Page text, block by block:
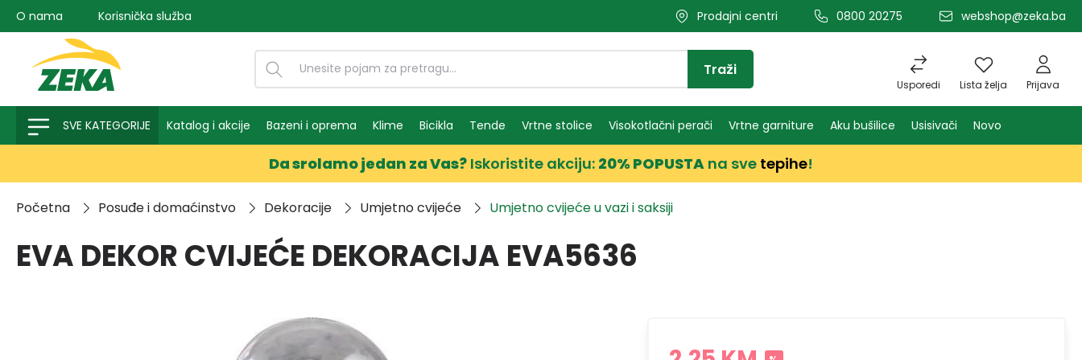
pretragu Preskoči na glavnu navigaciju
O nama Korisnička služba Prodajni centri 0800 20275 webshop@zeka.ba
Usporedi Lista želja Prijava
Traži
SVE KATEGORIJE Katalog i akcije Bazeni i oprema Klime Bicikla Tende Vrtne stolice Visokotlačni perači Vrtne garniture Aku bušilice Usisivači Novo
Da srolamo jedan za Vas? Iskoristite akciju: 20% POPUSTA na sve tepihe!
Početna Posuđe i domaćinstvo Dekoracije Umjetno cvijeće Umjetno cvijeće u vazi i saksiji
EVA DEKOR CVIJEĆE DEKORACIJA EVA5636